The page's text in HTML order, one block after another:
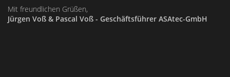
Mit freundlichen Grüßen,
Jürgen Voß & Pascal Voß - Geschäftsführer ASAtec-GmbH